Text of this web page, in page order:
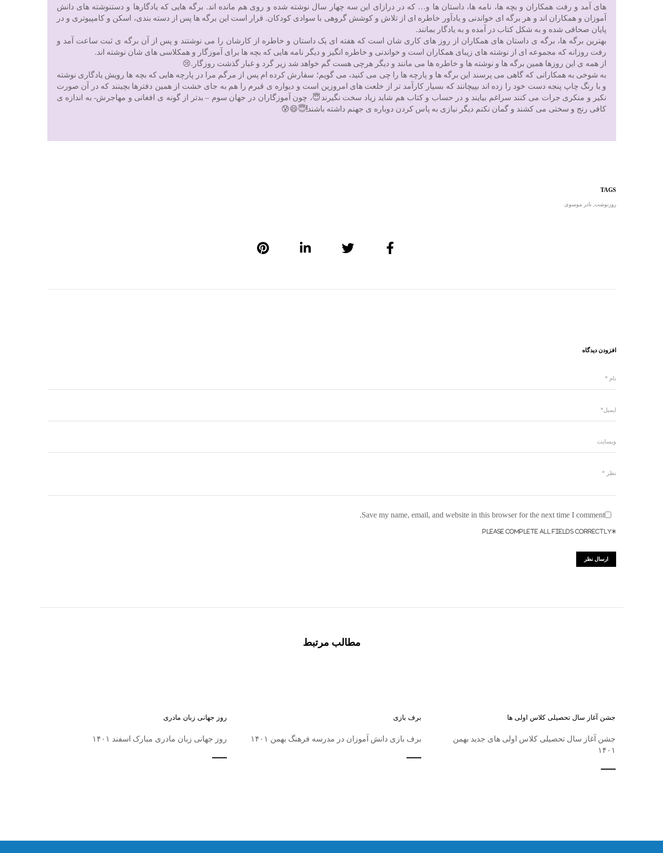
های آمد و رفت همکاران و بچه ها، نامه ها، داستان ها و… که در درازای این سه چهار سال نوشته شده و روی هم مانده اند. برگه هایی که یادگارها و دستنوشته های دانش
آموزان و همکاران اند و هر برگه ای خواندنی و یادآور خاطره ای از تلاش و کوشش گروهی با سوادی کودکان. قرار است این برگه ها پس از دسته بندی، اسکن و کامپیوتری و در
پایان صحافی شده و به شکل کتاب در آمده و به یادگار بمانند.
بهترین برگه ها، برگه ی داستان های همکاران از روز های کاری شان است که هفته ای یک داستان و خاطره از کارشان را می نوشتند و پس از آن برگه ی ثبت ساعت آمد و
رفت روزانه که مجموعه ای از نوشته های زیبای همکاران است و خواندنی و خاطره انگیز و دیگر نامه هایی که بچه ها برای آموزگار و همکلاسی های شان نوشته اند.
از همه ی این روزها همین برگه ها و نوشته ها و خاطره ها می مانند و دیگر هرچی هست گم خواهد شد زیر گرد و غبار گذشت روزگار.😢
به شوخی به همکارانی که گاهی می پرسند این برگه ها و پارچه ها را چی می کنید، می گویم؛ سفارش کرده ام پس از مرگم مرا در پارچه هایی که بچه ها رویش یادگاری نوشته
و با رنگ چاپ پنجه دست خود را زده اند بپیچانند که بسیار کارآمد تر از خلعت های امروزین است و دیواره ی قبرم را هم به جای خشت از همین دفترها بچینند که در آن صورت
نکیر و منکری جرات می کنند سراغم بیایند و در حساب و کتاب هم شاید زیاد سخت نگیرند😇، چون آموزگاران در جهان سوم – بدتر از گونه ی افغانی و مهاجرش- به اندازه ی
کافی رنج و سختی می کشند و گمان نکنم دیگر نیازی به پاس کردن دوباره ی جهنم داشته باشند!😇😄😰
TAGS
روزنوشت نادر موسوی
افزودن دیدگاه
Save my name, email, and website in this browser for the next time I comment.
*PLEASE COMPLETE ALL FIELDS CORRECTLY
مطالب مرتبط
روز جهانی زبان مادری
روز جهانی زبان مادری مبارک اسفند ۱۴۰۱
برف بازی
برف بازی دانش آموزان در مدرسه فرهنگ بهمن ۱۴۰۱
جشن آغاز سال تحصیلی کلاس اولی ها
جشن آغاز سال تحصیلی کلاس اولی های جدید بهمن
۱۴۰۱